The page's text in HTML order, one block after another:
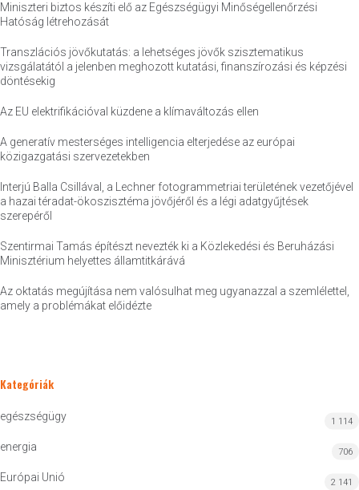
Miniszteri biztos készíti elő az Egészségügyi Minőségellenőrzési
Hatóság létrehozását
Transzlációs jövőkutatás: a lehetséges jövők szisztematikus
vizsgálatától a jelenben meghozott kutatási, finanszírozási és képzési
döntésekig
Az EU elektrifikációval küzdene a klímaváltozás ellen
A generatív mesterséges intelligencia elterjedése az európai
közigazgatási szervezetekben
Interjú Balla Csillával, a Lechner fotogrammetriai területének vezetőjével
a hazai téradat-ökoszisztéma jövőjéről és a légi adatgyűjtések
szerepéről
Szentirmai Tamás építészt nevezték ki a Közlekedési és Beruházási
Minisztérium helyettes államtitkárává
Az oktatás megújítása nem valósulhat meg ugyanazzal a szemlélettel,
amely a problémákat előidézte
Kategóriák
egészségügy 1 114
energia 706
Európai Unió 2 141